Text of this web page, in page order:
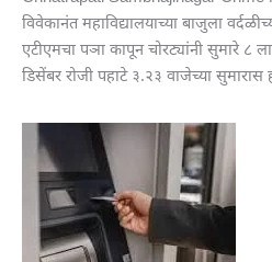
विवेकानंत महाविद्यालयाच्या बाजुला
एटीएमचा पञा कापून चोरट्यांनी सुमारे
डिसेंबर रोजी पहाटे ३.२३ वाजेच्या सुमारास